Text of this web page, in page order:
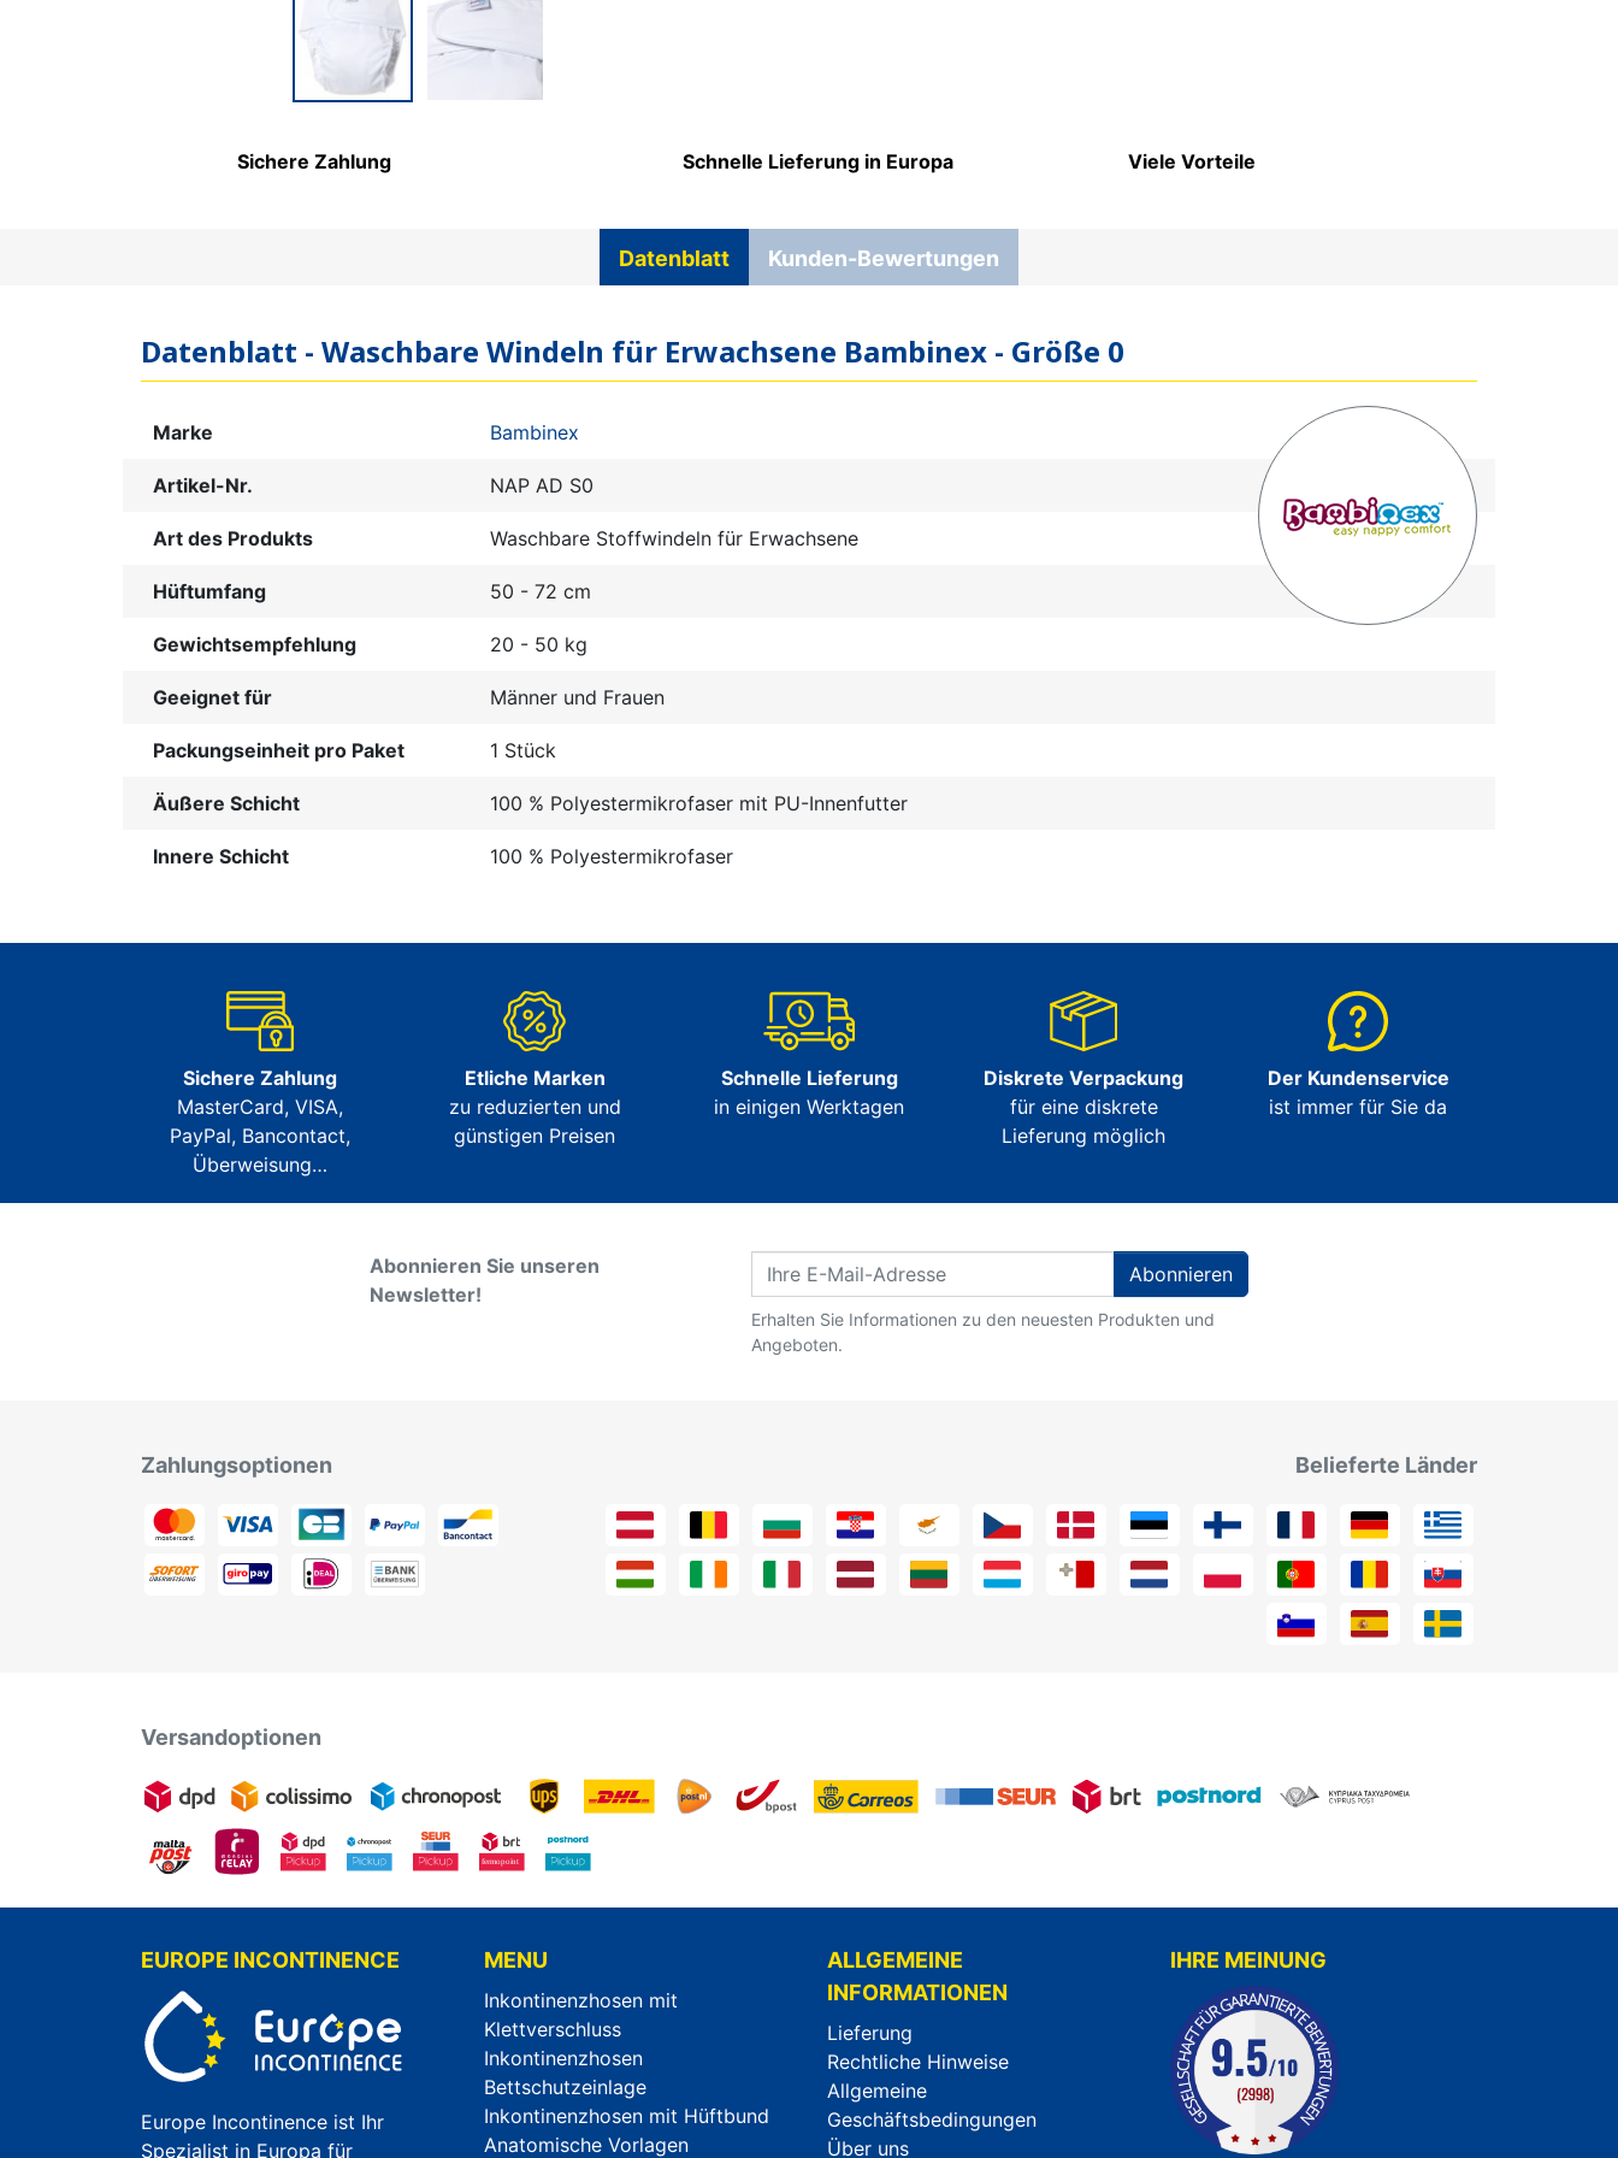
PFLEGEPRODUKTE FÜR
Sichere Zahlung Schnelle Lieferung in Europa Viele Vorteile
Datenblatt Kunden-Bewertungen
Datenblatt - Waschbare Windeln für Erwachsene Bambinex - Größe 0
Marke Bambinex
Artikel-Nr. NAP AD S0
Art des Produkts Waschbare Stoffwindeln für Erwachsene
Hüftumfang 50 - 72 cm
Gewichtsempfehlung 20 - 50 kg
Geeignet für Männer und Frauen
Packungseinheit pro Paket 1 Stück
Äußere Schicht 100 % Polyestermikrofaser mit PU-Innenfutter
Innere Schicht 100 % Polyestermikrofaser
Sichere Zahlung
MasterCard, VISA,
PayPal, Bancontact,
Überweisung…
Etliche Marken
zu reduzierten und
günstigen Preisen
Schnelle Lieferung
in einigen Werktagen
Diskrete Verpackung
für eine diskrete
Lieferung möglich
Der Kundenservice
ist immer für Sie da
Abonnieren Sie unseren
Newsletter!
Abonnieren
Erhalten Sie Informationen zu den neuesten Produkten und
Angeboten.
Zahlungsoptionen Belieferte Länder
Versandoptionen
EUROPE INCONTINENCE
Europe Incontinence ist Ihr
Spezialist in Europa für
MENU
Inkontinenzhosen mit
Klettverschluss
Inkontinenzhosen
Bettschutzeinlage
Inkontinenzhosen mit Hüftbund
Anatomische Vorlagen
ALLGEMEINE
INFORMATIONEN
Lieferung
Rechtliche Hinweise
Allgemeine
Geschäftsbedingungen
Über uns
IHRE MEINUNG